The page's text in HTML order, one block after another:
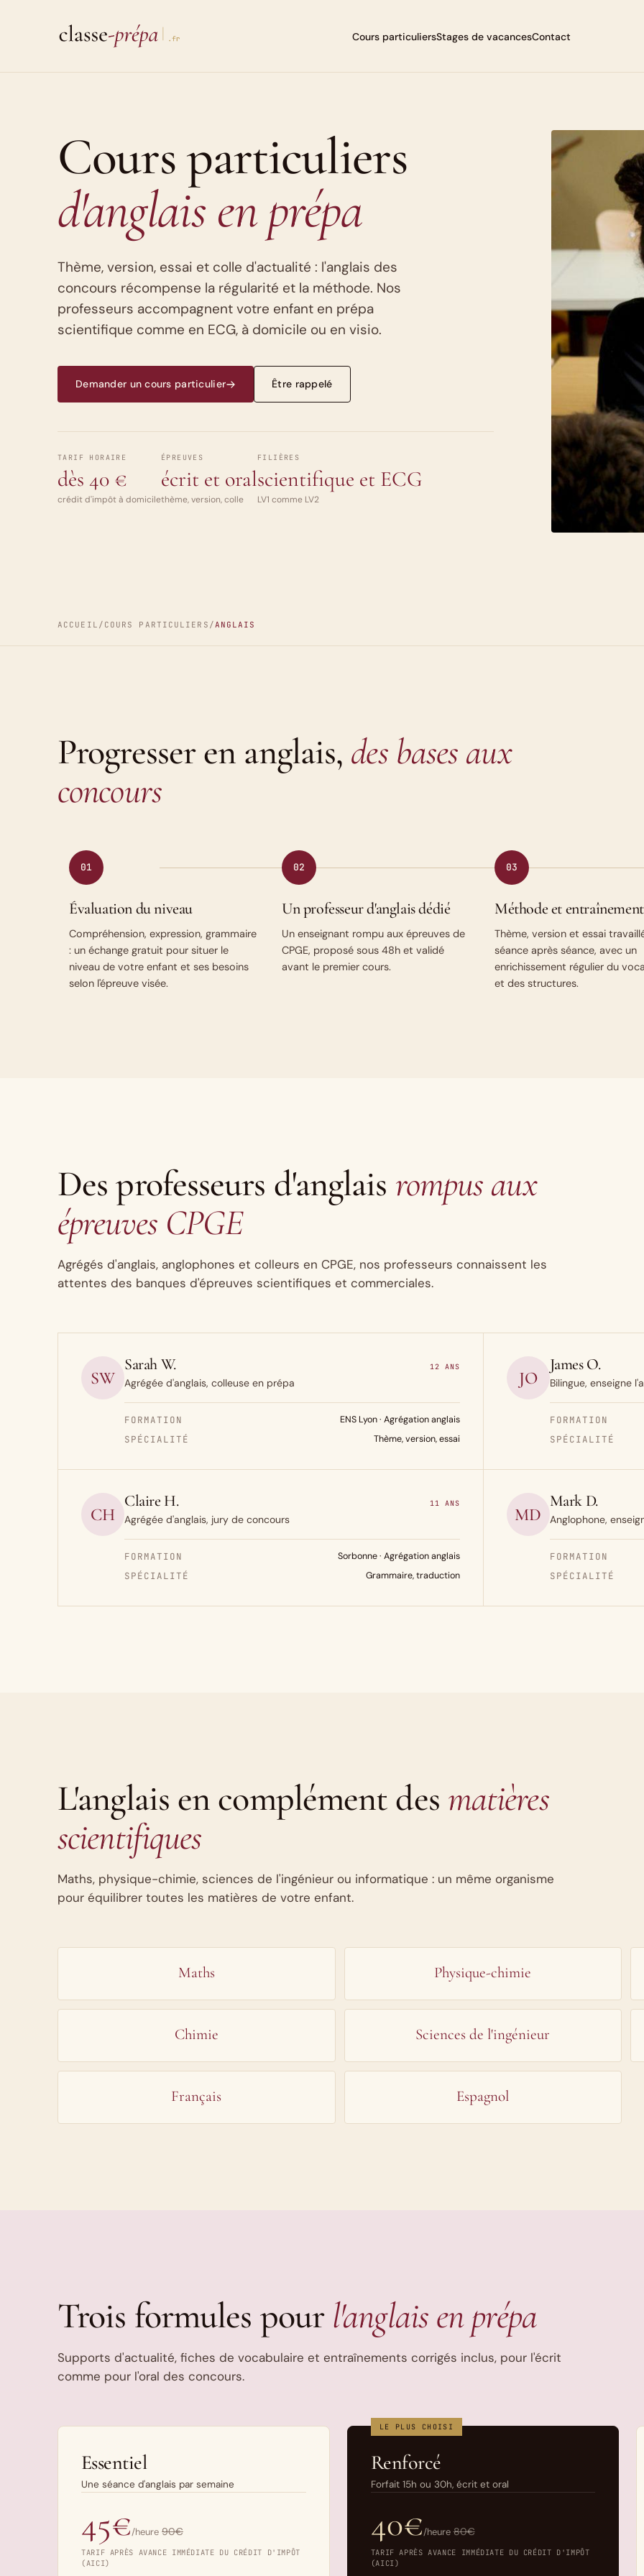
Cours particuliersStages de vacancesContact
Cours particuliers
d'anglais en prépa
Thème, version, essai et colle d'actualité : l'anglais des
concours récompense la régularité et la méthode. Nos
professeurs accompagnent votre enfant en prépa
scientifique comme en ECG, à domicile ou en visio.
Demander un cours particulier Être rappelé
TARIF HORAIRE
dès 40 €
crédit d'impôt à domicile
ÉPREUVES
écrit et oral
thème, version, colle
FILIÈRES
scientifique et ECG
LV1 comme LV2
ACCUEIL / COURS PARTICULIERS /ANGLAIS
Progresser en anglais, des bases aux
concours
01
Évaluation du niveau
Compréhension, expression, grammaire
: un échange gratuit pour situer le
niveau de votre enfant et ses besoins
selon l'épreuve visée.
02
Un professeur d'anglais dédié
Un enseignant rompu aux épreuves de
CPGE, proposé sous 48h et validé
avant le premier cours.
03
Méthode et entraînement
Thème, version et essai
séance après séance, avec un
enrichissement régulier du
et des structures.
Des professeurs d'anglais rompus aux
épreuves CPGE
Agrégés d'anglais, anglophones et colleurs en CPGE, nos professeurs connaissent les
attentes des banques d'épreuves scientifiques et commerciales.
SW
Sarah W. 12 ANS
Agrégée d'anglais, colleuse en prépa
FORMATION ENS Lyon · Agrégation anglais
SPÉCIALITÉ Thème, version, essai
JO
James O.
Bilingue, enseigne
FORMATION
SPÉCIALITÉ
CH
Claire H. 11 ANS
Agrégée d'anglais, jury de concours
FORMATION Sorbonne · Agrégation anglais
SPÉCIALITÉ Grammaire, traduction
MD
Mark D.
Anglophone,
FORMATION
SPÉCIALITÉ
L'anglais en complément des matières
scientifiques
Maths, physique-chimie, sciences de l'ingénieur ou informatique : un même organisme
pour équilibrer toutes les matières de votre enfant.
Maths Physique-chimie
Chimie Sciences de l'ingénieur
Français Espagnol
Trois formules pour l'anglais en prépa
Supports d'actualité, fiches de vocabulaire et entraînements corrigés inclus, pour l'écrit
comme pour l'oral des concours.
Essentiel
Une séance d'anglais par semaine
45€/heure 90€
TARIF APRÈS AVANCE IMMÉDIATE DU CRÉDIT D'IMPÔT
(AICI)
LE PLUS CHOISI
Renforcé
Forfait 15h ou 30h, écrit et oral
40€/heure 80€
TARIF APRÈS AVANCE IMMÉDIATE DU CRÉDIT D'IMPÔT
(AICI)